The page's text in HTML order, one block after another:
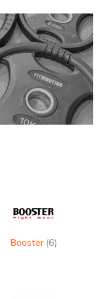
Booster (6)